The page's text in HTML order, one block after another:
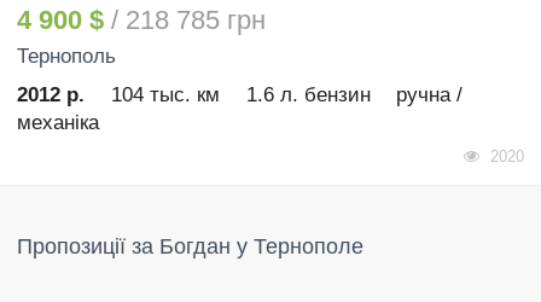
4 900 $ / 218 785 грн
Тернополь
2012 р.
104 тыс. км 1.6 л. бензин
ручна /
механіка
2020
Пропозиції за Богдан у Тернополе